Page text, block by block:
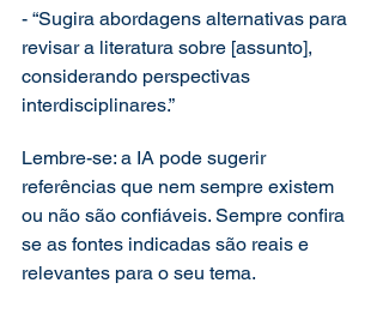
- “Sugira abordagens alternativas para
revisar a literatura sobre [assunto],
considerando perspectivas
interdisciplinares.”
Lembre-se: a IA pode sugerir
referências que nem sempre existem
ou não são confiáveis. Sempre confira
se as fontes indicadas são reais e
relevantes para o seu tema.